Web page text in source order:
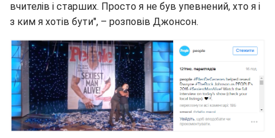
вчителів і старших. Просто я не був упевнений, хто я і
з ким я хотів бути", – розповів Джонсон.